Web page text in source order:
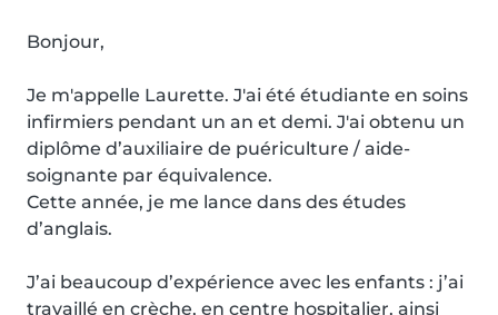
Bonjour,
Je m'appelle Laurette. J'ai été étudiante en soins
infirmiers pendant un an et demi. J'ai obtenu un
diplôme d’auxiliaire de puériculture / aide-
soignante par équivalence.
Cette année, je me lance dans des études
d’anglais.
J’ai beaucoup d’expérience avec les enfants : j’ai
travaillé en crèche, en centre hospitalier, ainsi